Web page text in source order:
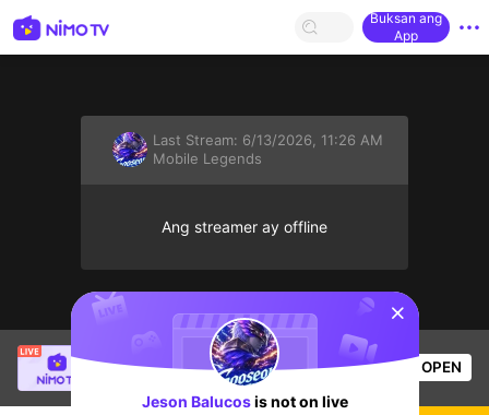
Buksan ang
App
Last Stream: 6/13/2026, 11:26 AM
Mobile Legends
Ang streamer ay offline
Mobile Legends
53 Views OPEN
sentinelStart
Jeson Balucosis not on live